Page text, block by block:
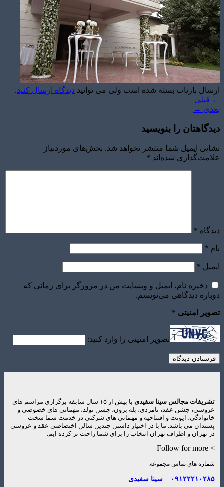
برآورد قیمت
ارسال بازتاب بسته شده است ولی می توانید دیدگاه ارسال کنید.
← قبلی
بعدی →
دیدگاهتان را بنویسید
نشانی ایمیل شما منتشر نخواهد شد. بخش‌های موردنیاز
علامت‌گذاری شده‌اند *
دیدگاه *
نام *
ایمیل *
ذخیره نام، ایمیل و وبسایت من در مرورگر برای زمانی که
دوباره دیدگاهی می‌نویسم.
تصویر امنیتی *
تصویر امنیتی را وارد کنید:
تشریفات مجالس سینا سفیدی
با بیش از ۱۵ سال سابقه برگزاری مراسم های
عروسی، جشن عقد، نامزدی، بله برون، جشن تولد، مهمانی های خصوصی و
خانوادگی، ایونت و افتتاحیه و مهمانی های شرکتی در خدمت شما سخت
پسندان می باشد. ما با در اختیار داشتن چندین سالن اختصاصی عقد و عروسی
در تهران و اطراف تهران انتخاب را برای شما راحت تر کرده ایم.
> Follow for more
شماره های تماس مجموعه:
۰۹۱۲۲۲۱۰۲۸۵ سینا سفیدی